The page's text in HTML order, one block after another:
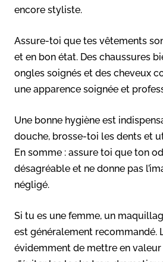
encore styliste.
Assure-toi que tes vêtements
et en bon état. Des chaussures
ongles soignés et des cheveux
une apparence soignée et
Une bonne hygiène est
douche, brosse-toi les dents et
En somme : assure toi que ton
désagréable et ne donne pas
négligé.
Si tu es une femme, un
est généralement recommandé.
évidemment de mettre en